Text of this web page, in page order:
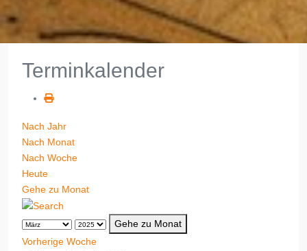
Terminkalender
Nach Jahr
Nach Monat
Nach Woche
Heute
Gehe zu Monat
Gehe zu Monat
Vorherige Woche